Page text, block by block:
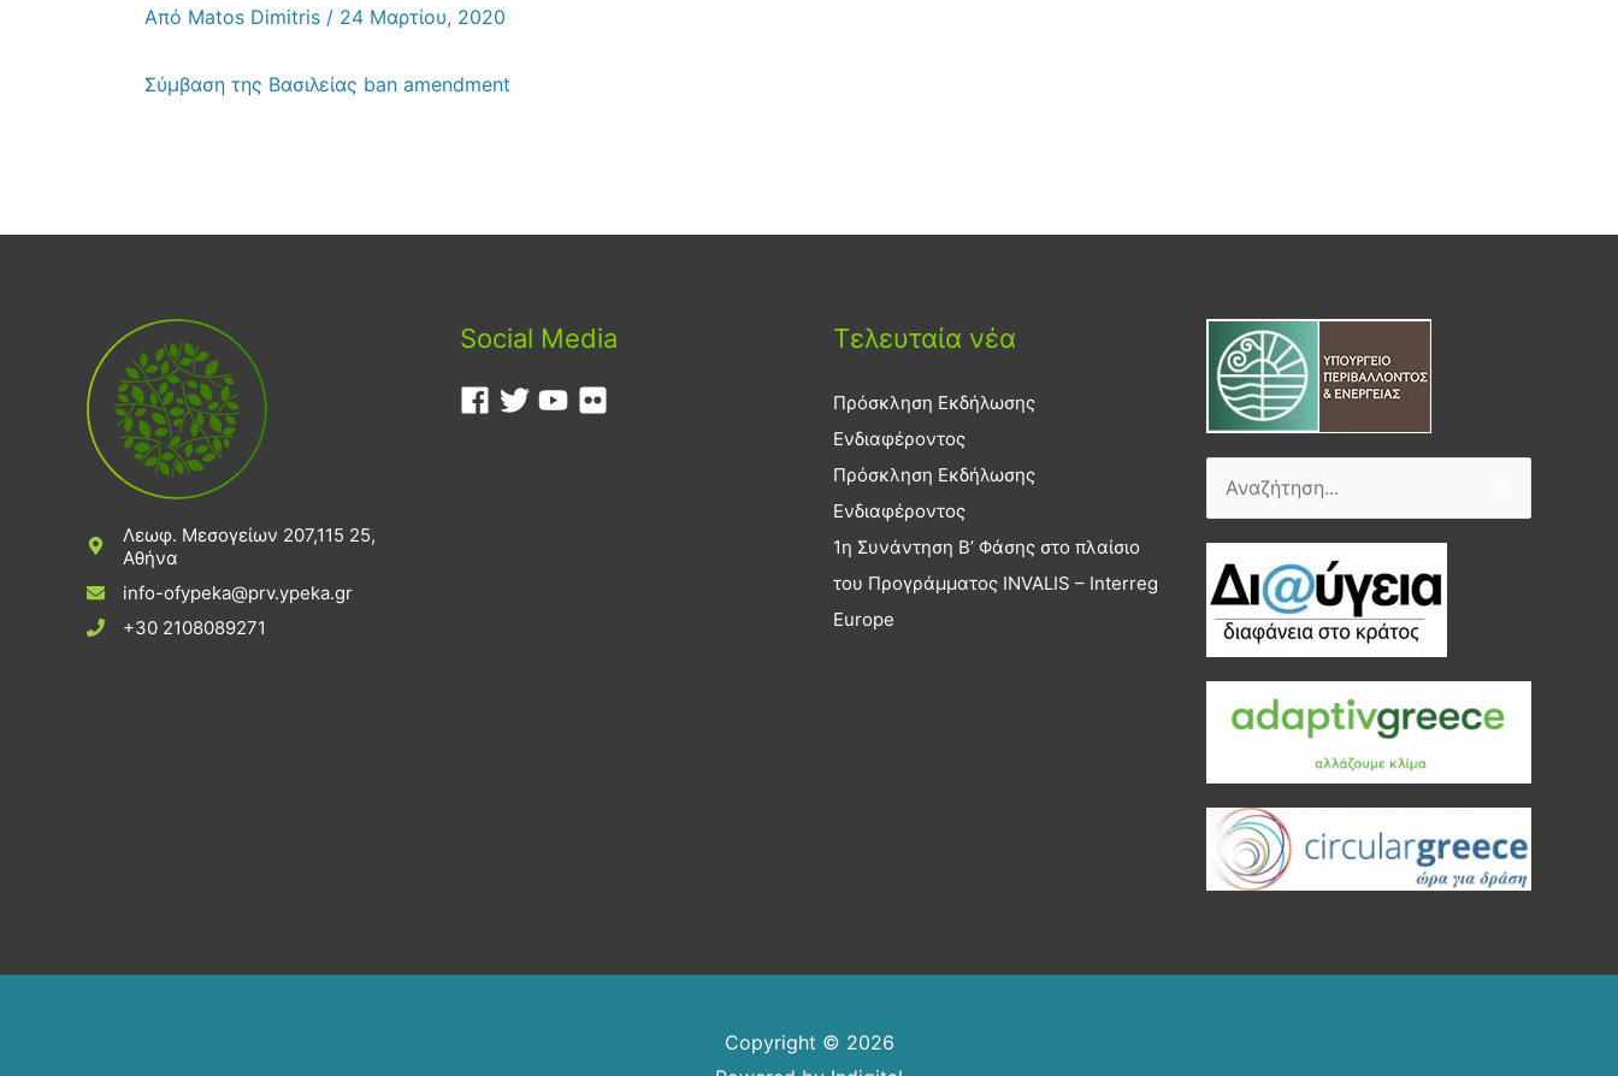
Από Matos Dimitris / 24 Μαρτίου, 2020
Σύμβαση της Βασιλείας ban amendment
Λεωφ. Μεσογείων 207,115 25,
Αθήνα
info-ofypeka@prv.ypeka.gr
+30 2108089271
Social Media Τελευταία νέα
Πρόσκληση Εκδήλωσης
Ενδιαφέροντος
Πρόσκληση Εκδήλωσης
Ενδιαφέροντος
1η Συνάντηση Β’ Φάσης στο πλαίσιο
του Προγράμματος INVALIS – Interreg
Europe
Αναζήτηση
Copyright © 2026